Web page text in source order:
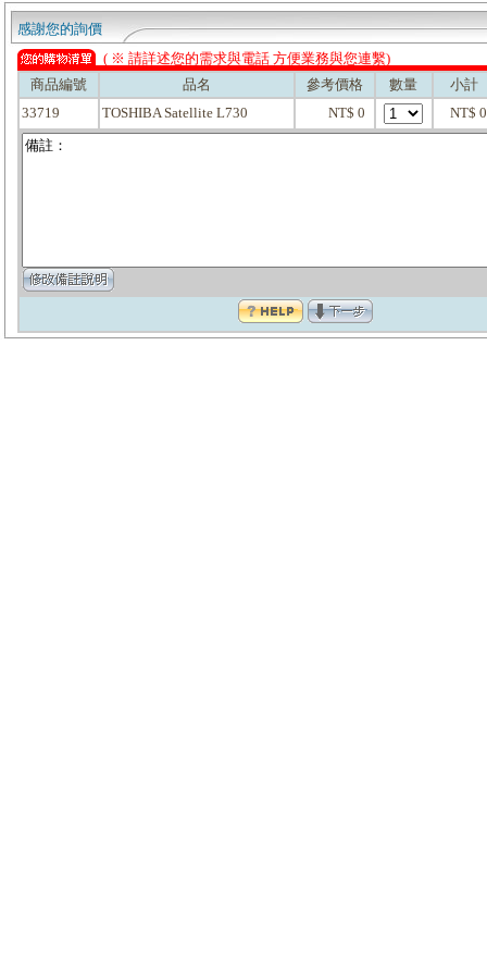
感謝您的詢價
( ※ 請詳述您的需求與電話 方便業務與您連繫)
商品編號
品名 參考價格 數量
小計
33719
TOSHIBA Satellite L730 NT$ 0 NT$